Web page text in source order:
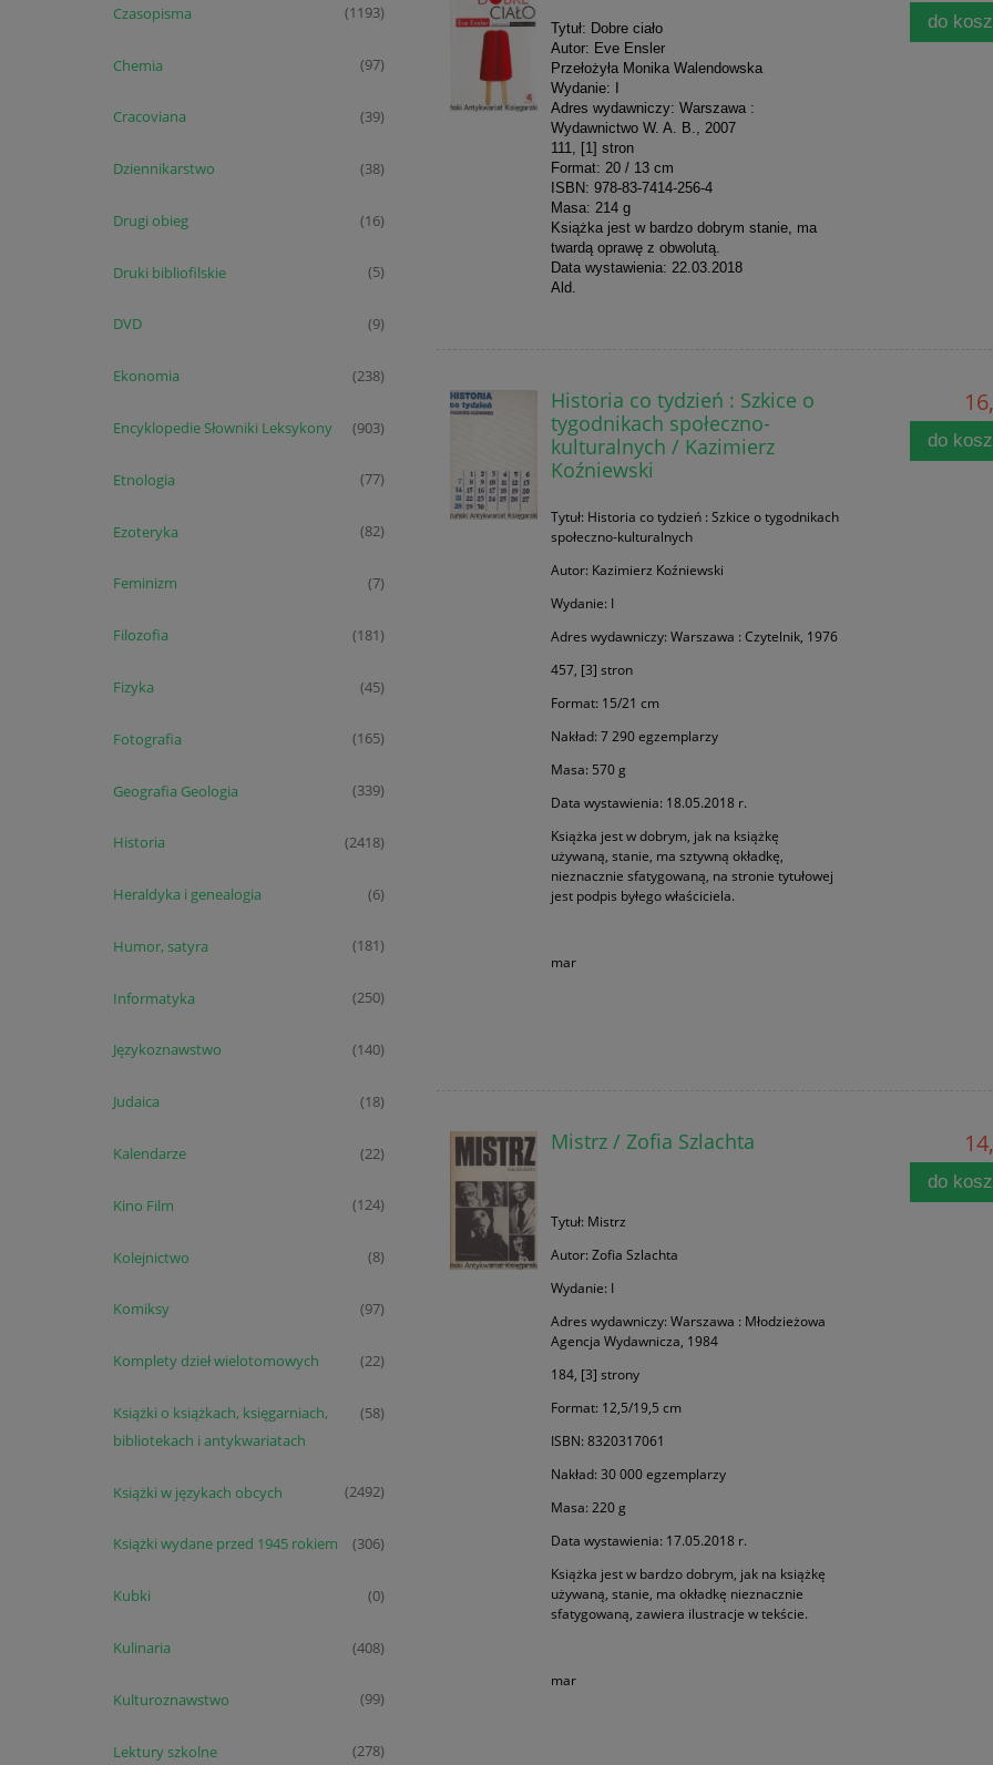
Czasopisma (1193)
Chemia (97)
Cracoviana (39)
Dziennikarstwo (38)
Drugi obieg (16)
Druki bibliofilskie (5)
DVD (9)
Ekonomia (238)
Encyklopedie Słowniki Leksykony (903)
Etnologia (77)
Ezoteryka (82)
Feminizm (7)
Filozofia (181)
Fizyka (45)
Fotografia (165)
Geografia Geologia (339)
Historia (2418)
Heraldyka i genealogia (6)
Humor, satyra (181)
Informatyka (250)
Językoznawstwo (140)
Judaica (18)
Kalendarze (22)
Kino Film (124)
Kolejnictwo (8)
Komiksy (97)
Komplety dzieł wielotomowych (22)
Książki o książkach, księgarniach,
bibliotekach i antykwariatach
(58)
Książki w językach obcych (2492)
Książki wydane przed 1945 rokiem (306)
Kubki (0)
Kulinaria (408)
Kulturoznawstwo (99)
Lektury szkolne (278)
Tytuł: Dobre ciało
Autor: Eve Ensler
Przełożyła Monika Walendowska
Wydanie: I
Adres wydawniczy: Warszawa :
Wydawnictwo W. A. B., 2007
111, [1] stron
Format: 20 / 13 cm
ISBN: 978-83-7414-256-4
Masa: 214 g
Książka jest w bardzo dobrym stanie, ma
twardą oprawę z obwolutą.
Data wystawienia: 22.03.2018
Ald.
do
Historia co tydzień : Szkice o
tygodnikach społeczno-
kulturalnych / Kazimierz
Koźniewski
Tytuł: Historia co tydzień : Szkice o tygodnikach
społeczno-kulturalnych
Autor: Kazimierz Koźniewski
Wydanie: I
Adres wydawniczy: Warszawa : Czytelnik, 1976
457, [3] stron
Format: 15/21 cm
Nakład: 7 290 egzemplarzy
Masa: 570 g
Data wystawienia: 18.05.2018 r.
Książka jest w dobrym, jak na książkę
używaną, stanie, ma sztywną okładkę,
nieznacznie sfatygowaną, na stronie tytułowej
jest podpis byłego właściciela.
mar
do
Mistrz / Zofia Szlachta
Tytuł: Mistrz
Autor: Zofia Szlachta
Wydanie: I
Adres wydawniczy: Warszawa : Młodzieżowa
Agencja Wydawnicza, 1984
184, [3] strony
Format: 12,5/19,5 cm
ISBN: 8320317061
Nakład: 30 000 egzemplarzy
Masa: 220 g
Data wystawienia: 17.05.2018 r.
Książka jest w bardzo dobrym, jak na książkę
używaną, stanie, ma okładkę nieznacznie
sfatygowaną, zawiera ilustracje w tekście.
mar
do